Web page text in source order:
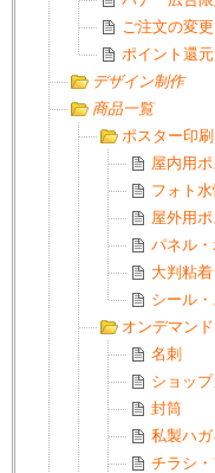
ご注文の変
ポイント還
デザイン制作
商品一覧
ポスター印刷
屋内用
フォト
屋外用
パネル
大判粘着
シール
オンデマンド
名刺
ショッ
封筒
私製ハ
チラシ